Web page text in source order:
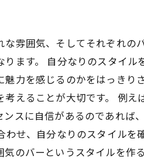
雰囲気、そしてそれぞれの
ます。 自分なりのスタイ
力を感じるのかをはっきり
えることが大切です。 例
スに自信があるのであれば
せ、自分なりのスタイルを
のバーというスタイルを作